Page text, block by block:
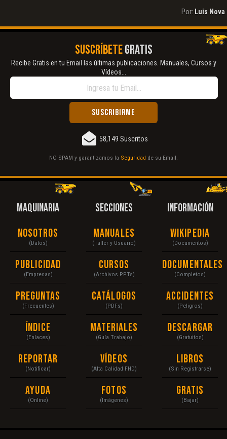
Por: Luis Nova
SUSCRÍBETEGRATIS
Recibe Gratis en tu Email las últimas publicaciones. Manuales, Cursos y
Vídeos...
58,149 Suscritos
NO SPAM y garantizamos la Seguridad de su Email.
MAQUINARIA
Nosotros
(Datos)
Publicidad
(Empresas)
Preguntas
(Frecuentes)
Índice
(Enlaces)
Reportar
(Notificar)
Ayuda
(Online)
SECCIONES
Manuales
(Taller y Usuario)
Cursos
(Archivos PPTs)
Catálogos
(PDFs)
Materiales
(Guía Trabajo)
Vídeos
(Alta Calidad FHD)
Fotos
(Imágenes)
INFORMACIÓN
Wikipedia
(Documentos)
Documentales
(Completos)
Accidentes
(Peligros)
Descargar
(Gratuitos)
Libros
(Sin Registrarse)
Gratis
(Bajar)